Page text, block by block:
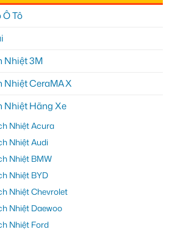
Tô
Nhiệt 3M
Nhiệt CeraMAX
Nhiệt Hãng Xe
Nhiệt Acura
Nhiệt Audi
Nhiệt BMW
Nhiệt BYD
Nhiệt Chevrolet
Nhiệt Daewoo
Nhiệt Ford